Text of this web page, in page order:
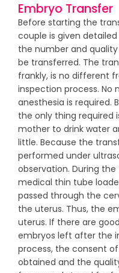
Embryo Transfer
Before starting the
couple is given
the number and
be transferred. The
frankly, is no different
inspection process. No
anesthesia is required.
the only thing required
mother to drink water
little. Because the
performed under
observation. During
medical thin tube
passed through the
the uterus. Thus, the
uterus. If there are
embryos left after the
process, the consent
obtained and the